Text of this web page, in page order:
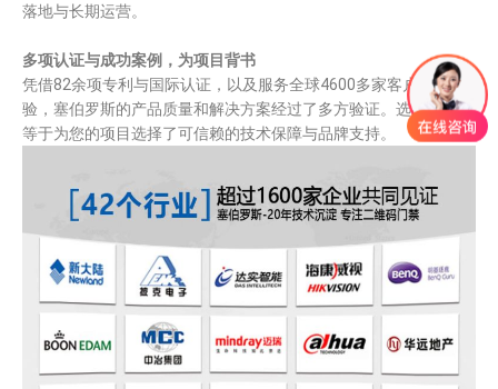
落地与长期运营。
多项认证与成功案例，为项目背书
凭借82余项专利与国际认证，以及服务全球4600多家客户的经
验，塞伯罗斯的产品质量和解决方案经过了多方验证。选择我们，
等于为您的项目选择了可信赖的技术保障与品牌支持。